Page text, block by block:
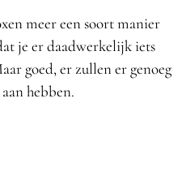
meer een soort manier
je er daadwerkelijk iets
goed, er zullen er genoeg
hebben.